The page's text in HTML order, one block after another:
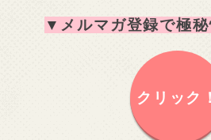
▼ メルマガ登録で極
クリック！